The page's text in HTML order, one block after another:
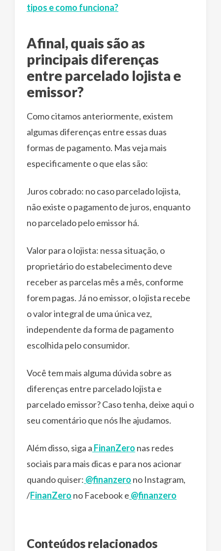
tipos e como funciona?
Afinal, quais são as
principais diferenças
entre parcelado lojista e
emissor?
Como citamos anteriormente, existem
algumas diferenças entre essas duas
formas de pagamento. Mas veja mais
especificamente o que elas são:
Juros cobrado: no caso parcelado lojista,
não existe o pagamento de juros, enquanto
no parcelado pelo emissor há.
Valor para o lojista: nessa situação, o
proprietário do estabelecimento deve
receber as parcelas mês a mês, conforme
forem pagas. Já no emissor, o lojista recebe
o valor integral de uma única vez,
independente da forma de pagamento
escolhida pelo consumidor.
Você tem mais alguma dúvida sobre as
diferenças entre parcelado lojista e
parcelado emissor? Caso tenha, deixe aqui o
seu comentário que nós lhe ajudamos.
Além disso, siga a FinanZero nas redes
sociais para mais dicas e para nos acionar
quando quiser: @finanzero no Instagram,
/FinanZero no Facebook e @finanzero
Conteúdos relacionados